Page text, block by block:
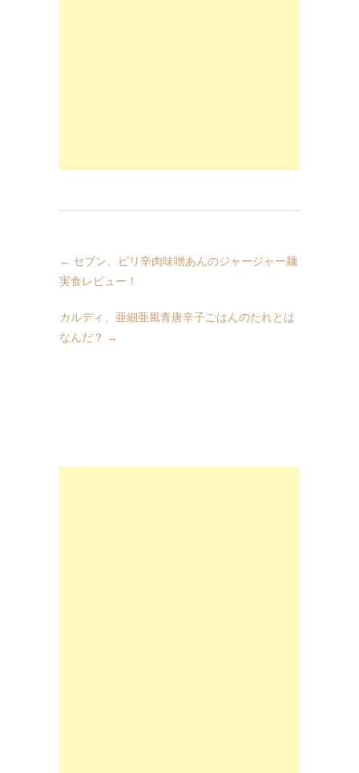
← セブン、ピリ辛肉味噌あんのジャージャー麺
実食レビュー！
カルディ、亜細亜風青唐辛子ごはんのたれとは
なんだ？ →